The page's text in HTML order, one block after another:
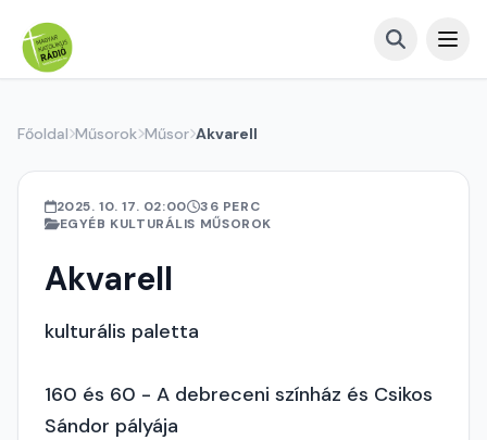
Főoldal Műsorok Műsor Akvarell
2025. 10. 17. 02:00
36 PERC
EGYÉB KULTURÁLIS MŰSOROK
Akvarell
kulturális paletta
160 és 60 - A debreceni színház és Csikos
Sándor pályája